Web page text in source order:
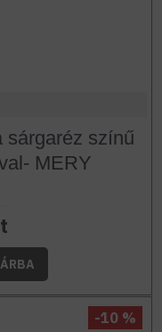
sárgaréz színű
MERY
-10 %